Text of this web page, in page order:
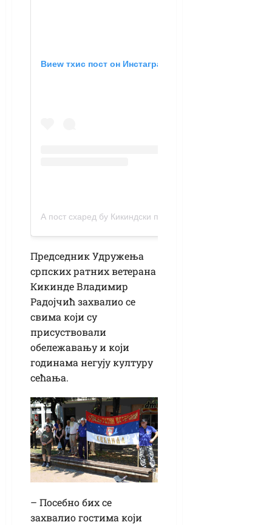
Виеw тхис пост он Инстаграм
Председник Удружења
српских ратних ветерана
Кикинде Владимир
Радојчић захвалио се
свима који су
присуствовали
обележавању и који
годинама негују културу
сећања.
– Посебно бих се
захвалио гостима који